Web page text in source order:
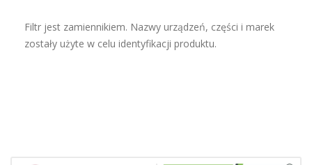
Filtr jest zamiennikiem. Nazwy urządzeń, części i marek
zostały użyte w celu identyfikacji produktu.